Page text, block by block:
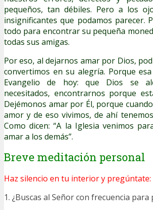
pequeños, tan débiles. Pero a los
insignificantes que podamos parecer.
todo para encontrar su pequeña
todas sus amigas.
Por eso, al dejarnos amar por Dios,
convertimos en su alegría. Porque
Evangelio de hoy: que Dios se
necesitados, encontrarnos porque
Dejémonos amar por Él, porque
amor y de eso vivimos, de ahí
Como dicen: “A la Iglesia venimos
amar a los demás”.
Breve meditación personal
Haz silencio en tu interior y pregúntate:
1. ¿Buscas al Señor con frecuencia